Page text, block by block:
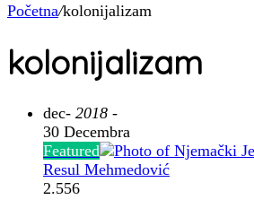
Početna/kolonijalizam
kolonijalizam
dec- 2018 -
30 Decembra
Featured
Resul Mehmedović
2.556